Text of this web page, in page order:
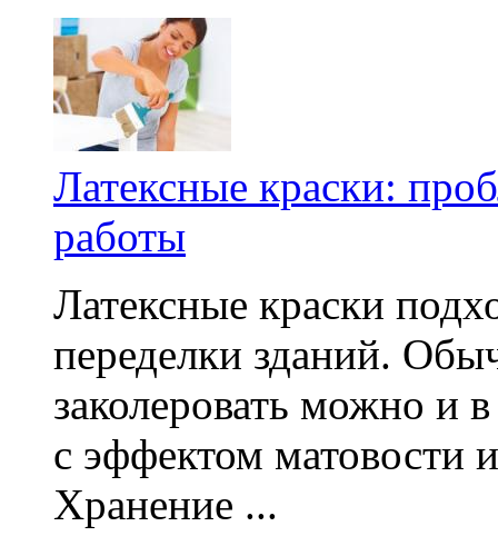
Латексные краски:
работы
Латексные краски
переделки зданий.
заколеровать можно и
с эффектом матовости
Хранение ...